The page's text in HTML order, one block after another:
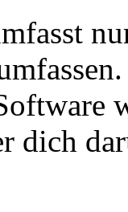
dich